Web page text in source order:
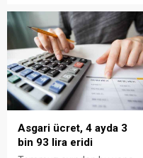
Asgari ücret, 4 ayda 3
bin 93 lira eridi